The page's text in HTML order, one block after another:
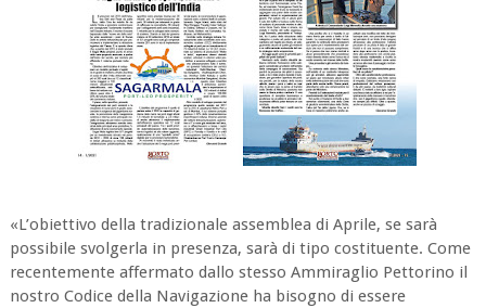
«L’obiettivo della tradizionale assemblea di Aprile, se sarà
possibile svolgerla in presenza, sarà di tipo costituente. Come
recentemente affermato dallo stesso Ammiraglio Pettorino il
nostro Codice della Navigazione ha bisogno di essere